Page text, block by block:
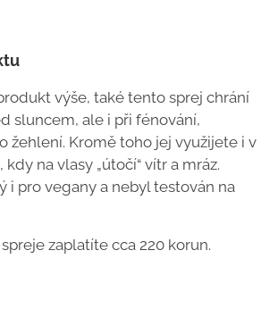
výše, také tento sprej chrání
sluncem, ale i při fénování,
žehlení. Kromě toho jej využijete i v
na vlasy „útočí“ vítr a mráz.
i pro vegany a nebyl testován na
zaplatíte cca 220 korun.